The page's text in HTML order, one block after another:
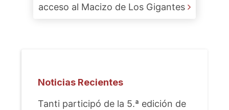
acceso al Macizo de Los Gigantes
Noticias Recientes
Tanti participó de la 5.ª edición de